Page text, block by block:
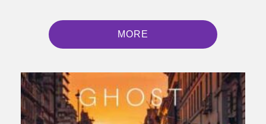
MORE